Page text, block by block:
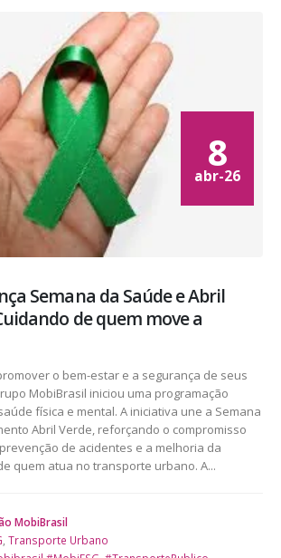
8
abr-26
Semana da Saúde e Abril
de quem move a
o bem-estar e a segurança de seus
MobiBrasil iniciou uma programação
física e mental. A iniciativa une a Semana
Abril Verde, reforçando o compromisso
de acidentes e a melhoria da
quem atua no transporte urbano. A...
MobiBrasil
Transporte Urbano